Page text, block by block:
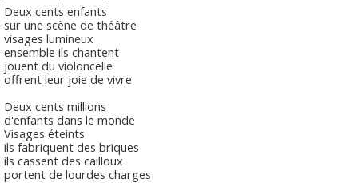
Deux cents enfants
sur une scène de théâtre
visages lumineux
ensemble ils chantent
jouent du violoncelle
offrent leur joie de vivre
Deux cents millions
d'enfants dans le monde
Visages éteints
ils fabriquent des briques
ils cassent des cailloux
portent de lourdes charges